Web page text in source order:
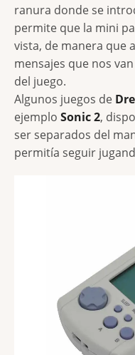
ranura donde se
permite que la mini
vista, de manera que
mensajes que nos
del juego.
Algunos juegos de
ejemplo Sonic 2,
ser separados del
permitía seguir